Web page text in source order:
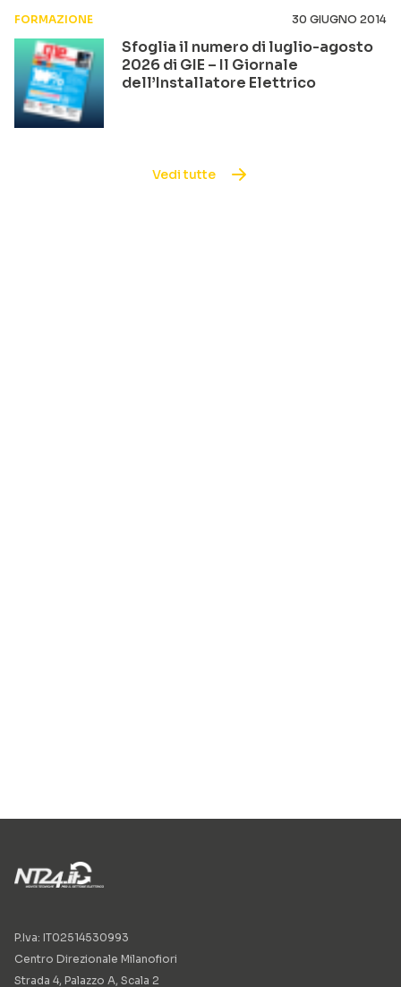
FORMAZIONE 30 GIUGNO 2014
Sfoglia il numero di luglio-agosto
2026 di GIE – Il Giornale
dell’Installatore Elettrico
Vedi tutte
P.Iva: IT02514530993
Centro Direzionale Milanofiori
Strada 4, Palazzo A, Scala 2